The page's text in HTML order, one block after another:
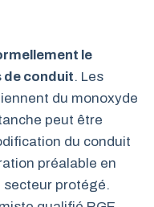
le
de conduit. Les
du monoxyde
peut être
du conduit
préalable en
secteur protégé.